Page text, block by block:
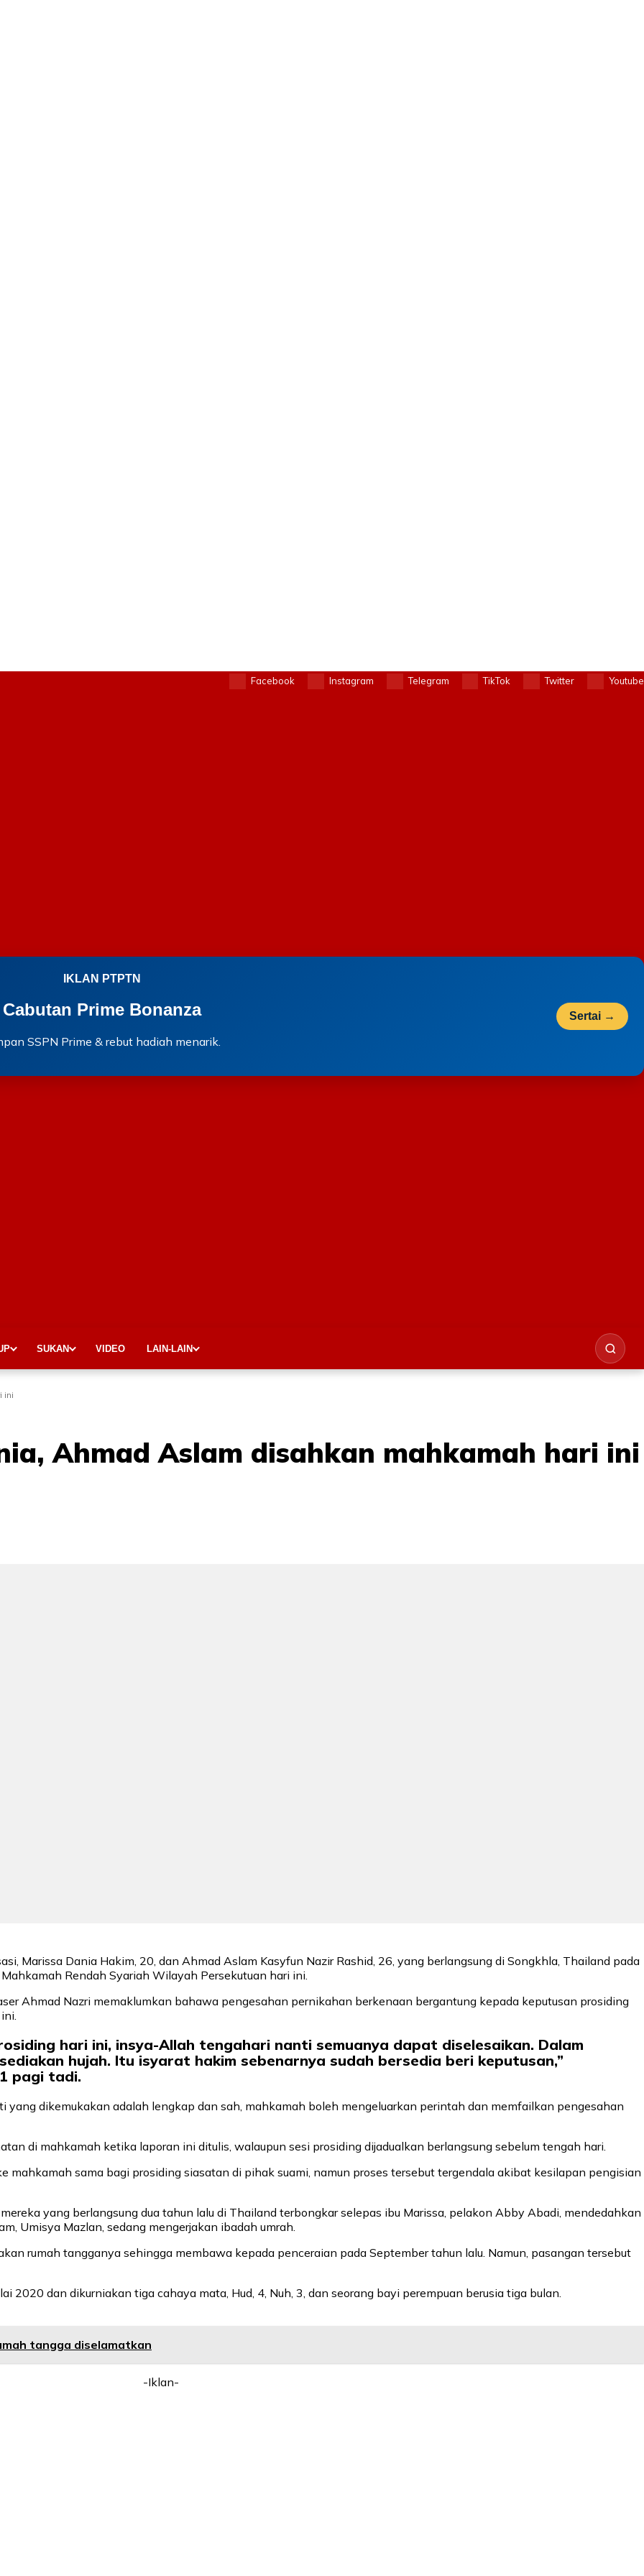
Facebook Instagram Telegram TikTok Twitter Youtube
IKLAN PTPTN
Cabutan Prime Bonanza
SSPN Prime & rebut hadiah menarik.
Sertai →
SUKAN VIDEO LAIN-LAIN
ini
Ahmad Aslam disahkan mahkamah hari ini
Marissa Dania Hakim, 20, dan Ahmad Aslam Kasyfun Nazir Rashid, 26, yang berlangsung di Songkhla, Thailand pada
Rendah Syariah Wilayah Persekutuan hari ini.
Ahmad Nazri memaklumkan bahawa pengesahan pernikahan berkenaan bergantung kepada keputusan prosiding
hari ini, insya-Allah tengahari nanti semuanya dapat diselesaikan. Dalam
hujah. Itu isyarat hakim sebenarnya sudah bersedia beri keputusan,”
pagi tadi.
dikemukakan adalah lengkap dan sah, mahkamah boleh mengeluarkan perintah dan memfailkan pengesahan
di mahkamah ketika laporan ini ditulis, walaupun sesi prosiding dijadualkan berlangsung sebelum tengah hari.
mahkamah sama bagi prosiding siasatan di pihak suami, namun proses tersebut tergendala akibat kesilapan pengisian
yang berlangsung dua tahun lalu di Thailand terbongkar selepas ibu Marissa, pelakon Abby Abadi, mendedahkan
Umisya Mazlan, sedang mengerjakan ibadah umrah.
rumah tangganya sehingga membawa kepada penceraian pada September tahun lalu. Namun, pasangan tersebut
2020 dan dikurniakan tiga cahaya mata, Hud, 4, Nuh, 3, dan seorang bayi perempuan berusia tiga bulan.
tangga diselamatkan
-Iklan-